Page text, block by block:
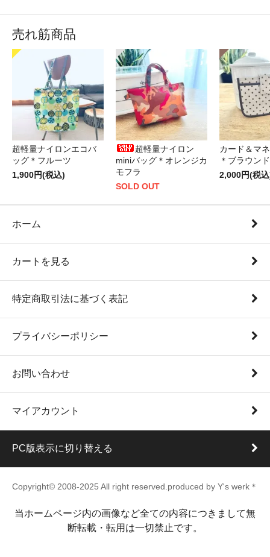
売れ筋商品
超軽量ナイロンエコバ
ッグ＊フルーツ
1,900円(税込)
超軽量ナイロン
miniバッグ＊オレンジカ
モフラ
SOLD OUT
カード＆マ
＊ブラウン
2,000円(税
ホーム
カートを見る
特定商取引法に基づく表記
プライバシーポリシー
お問い合わせ
マイアカウント
PC版表示に切り替える
Copyright© 2008-2025 All right reserved.produced by Y's werk＊
当ホームページ内の画像など全ての内容につきまして無
断転載・転用は一切禁止です。